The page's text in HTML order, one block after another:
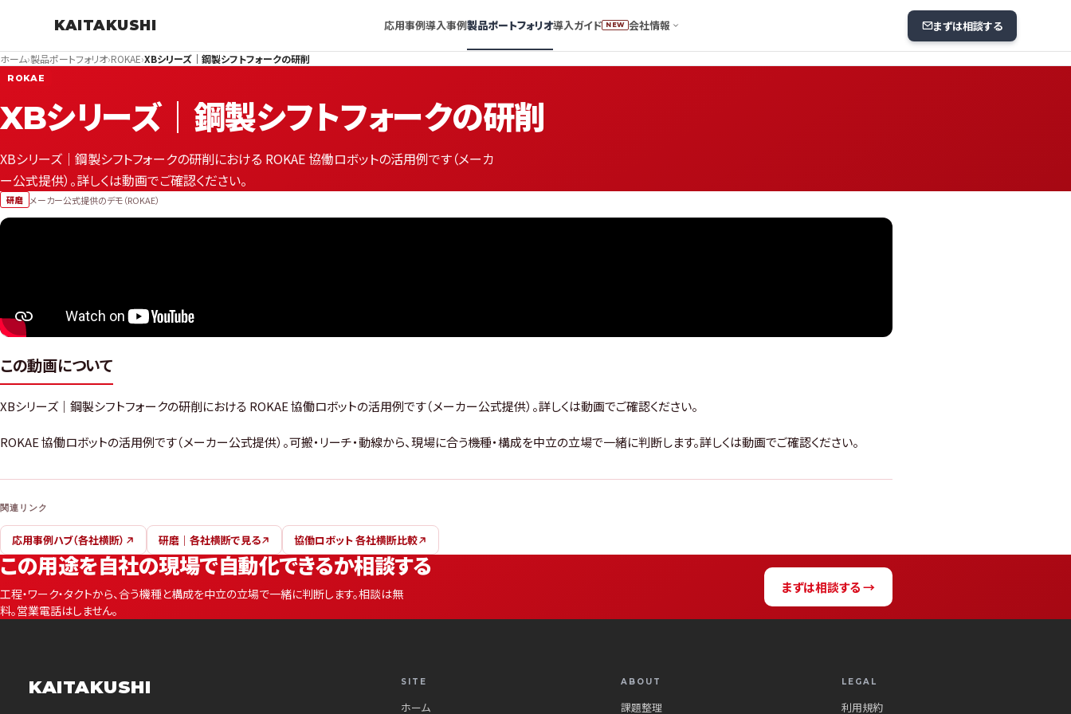
KAITAKUSHI 応用事例導入事例製品ポートフォリオ導入ガイド NEW 会社情報 まずは相談する
ホーム›製品ポートフォリオ›ROKAE›XBシリーズ｜鋼製シフトフォークの研削
ROKAE
XBシリーズ｜鋼製シフトフォークの研削
XBシリーズ｜鋼製シフトフォークの研削における ROKAE 協働ロボットの活用例です（メーカ
ー公式提供）。詳しくは動画でご確認ください。
研磨 メーカー公式提供のデモ（ROKAE）
この動画について
XBシリーズ｜鋼製シフトフォークの研削における ROKAE 協働ロボットの活用例です（メーカー公式提供）。詳しくは動画でご確認ください。
ROKAE 協働ロボットの活用例です（メーカー公式提供）。可搬・リーチ・動線から、現場に合う機種・構成を中立の立場で一緒に判断します。詳しくは動画でご確認ください。
関連リンク
応用事例ハブ（各社横断） 研磨｜各社横断で見る 協働ロボット 各社横断比較
この用途を自社の現場で自動化できるか相談する
工程・ワーク・タクトから、合う機種と構成を中立の立場で一緒に判断します。相談は無
料。営業電話はしません。
まずは相談する →
KAITAKUSHI SITE
ホーム
ABOUT
課題整理
LEGAL
利用規約